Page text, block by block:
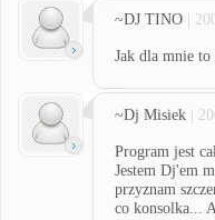
~DJ TINO |
Jak dla mnie to
~Dj Misiek |
Program jest
Jestem Dj'em
przyznam
co konsolka...